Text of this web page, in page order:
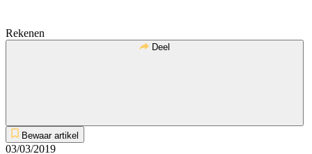
Rekenen
Deel
Bewaar artikel
03/03/2019